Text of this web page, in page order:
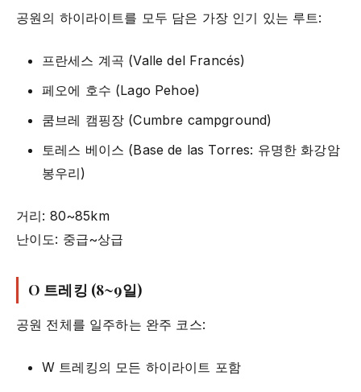
공원의 하이라이트를 모두 담은 가장 인기 있는 루트:
프란세스 계곡 (Valle del Francés)
페오에 호수 (Lago Pehoe)
쿰브레 캠핑장 (Cumbre campground)
토레스 베이스 (Base de las Torres: 유명한 화강암
봉우리)
거리: 80~85km
난이도: 중급~상급
O 트레킹 (8~9일)
공원 전체를 일주하는 완주 코스:
W 트레킹의 모든 하이라이트 포함